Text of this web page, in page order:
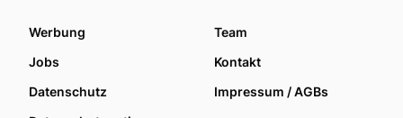
Werbung
Team
Jobs
Kontakt
Datenschutz
Impressum / AGBs